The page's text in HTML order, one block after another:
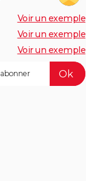
Voir un exemple
Voir un exemple
Voir un exemple